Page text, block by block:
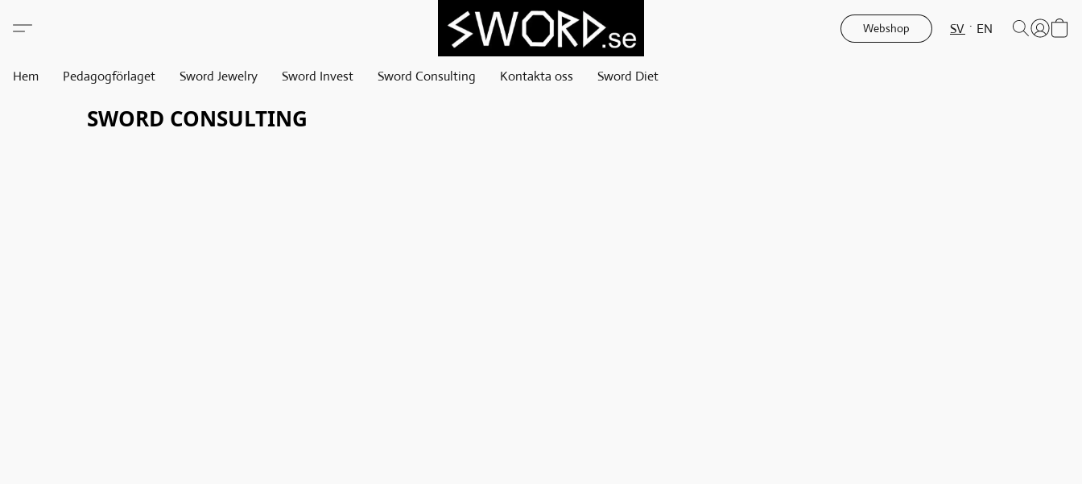
Webshop SV EN
Hem Pedagogförlaget Sword Jewelry Sword Invest Sword Consulting Kontakta oss Sword Diet
SWORD CONSULTING